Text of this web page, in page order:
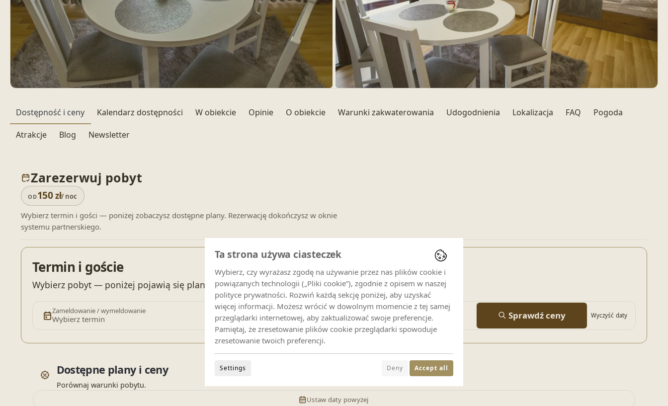
Dostępność i ceny Kalendarz dostępności W obiekcie Opinie O obiekcie Warunki zakwaterowania Udogodnienia Lokalizacja FAQ Pogoda
Atrakcje Blog Newsletter
Zarezerwuj pobyt
OD150zł/ noc
Wybierz termin i gości — poniżej zobaczysz dostępne plany. Rezerwację dokończysz w oknie
systemu partnerskiego.
Termin i goście
Wybierz pobyt — poniżej pojawią się plany cenowe dlaCiche Wzgórze Apartament nr 10.
Zameldowanie / wymeldowanie
Wybierz termin
Goście
2 gości Sprawdź ceny Wyczyść daty
Dostępne plany i ceny
Porównaj warunki pobytu.
Ustaw daty powyżej
Ta strona używa ciasteczek
Wybierz, czy wyrażasz zgodę na używanie przez nas plików cookie i
powiązanych technologii („Pliki cookie”), zgodnie z opisem w naszej
polityce prywatności. Rozwiń każdą sekcję poniżej, aby uzyskać
więcej informacji. Możesz wrócić w dowolnym momencie z tej samej
przeglądarki internetowej, aby zaktualizować swoje preferencje.
Pamiętaj, że zresetowanie plików cookie przeglądarki spowoduje
zresetowanie twoich preferencji.
Settings Deny Accept all